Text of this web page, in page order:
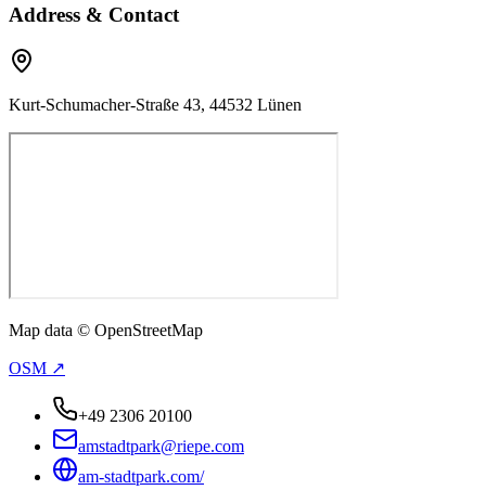
Address & Contact
Kurt-Schumacher-Straße 43, 44532 Lünen
Map data © OpenStreetMap
OSM ↗
+49 2306 20100
amstadtpark@riepe.com
am-stadtpark.com/